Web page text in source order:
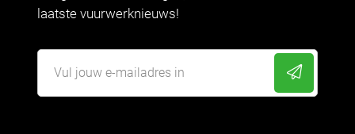
laatste vuurwerknieuws!